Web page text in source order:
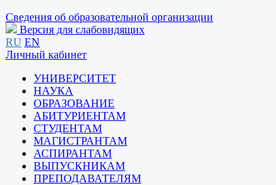
Сведения об образовательной организации
Версия для слабовидящих
RU EN
Личный кабинет
УНИВЕРСИТЕТ
НАУКА
ОБРАЗОВАНИЕ
АБИТУРИЕНТАМ
СТУДЕНТАМ
МАГИСТРАНТАМ
АСПИРАНТАМ
ВЫПУСКНИКАМ
ПРЕПОДАВАТЕЛЯМ